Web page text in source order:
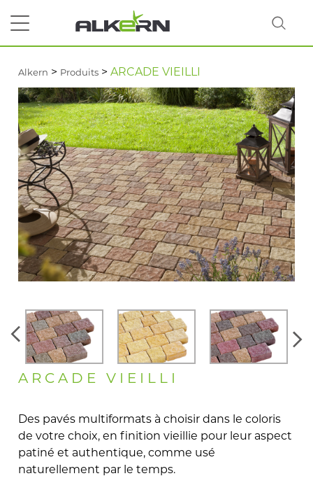
RECHERCHER
Alkern > Produits >ARCADE VIEILLI
ARCADE VIEILLI
Des pavés multiformats à choisir dans le coloris
de votre choix, en finition vieillie pour leur aspect
patiné et authentique, comme usé
naturellement par le temps.